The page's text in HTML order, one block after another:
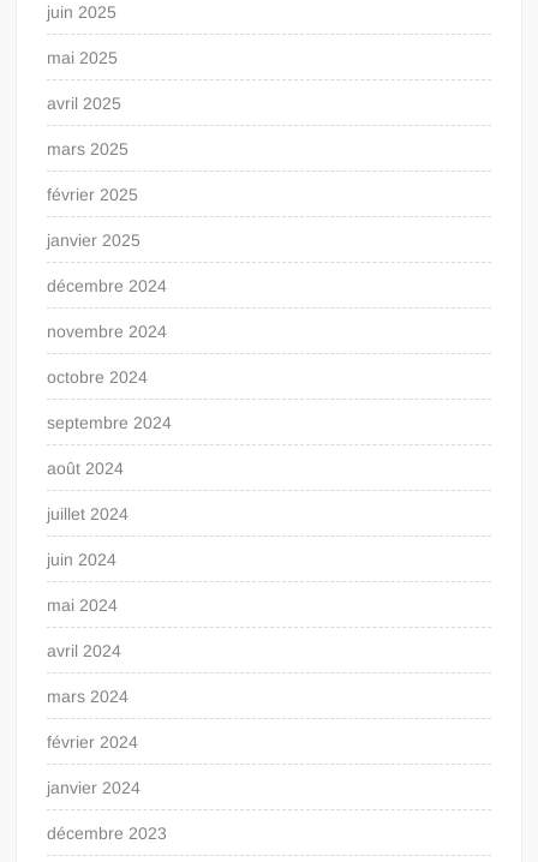
juin 2025
mai 2025
avril 2025
mars 2025
février 2025
janvier 2025
décembre 2024
novembre 2024
octobre 2024
septembre 2024
août 2024
juillet 2024
juin 2024
mai 2024
avril 2024
mars 2024
février 2024
janvier 2024
décembre 2023